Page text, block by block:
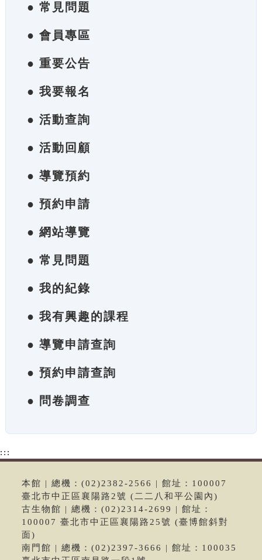
● 常見問題
● 會員專區
● 重要公告
● 我要報名
● 活動查詢
● 活動回顧
● 導覽預約
● 預約申請
● 網站導覽
● 常見問題
● 我的紀錄
● 我有興趣的課程
● 導覽申請查詢
● 預約申請查詢
● 問卷調查
:::
本館 | 總機：(02)2382-2566 | 館址：100007
臺北市中正區襄陽路2號 (二二八和平公園內)
古生物館 | 總機：(02)2314-2699 | 館址：
100007 臺北市中正區襄陽路25號 (臺博館斜對
面)
南門館 | 總機：(02)2397-3666 | 館址：100035